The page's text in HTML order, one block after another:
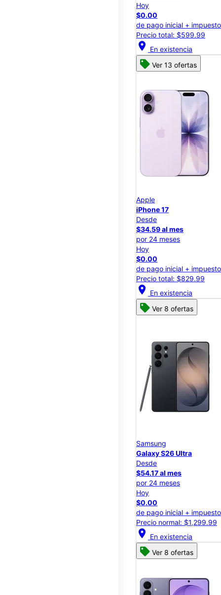
Hoy
$0.00
de pago inicial +
Precio total: $599.99
location_on En existencia
Ver 13 ofertas
Apple
iPhone 17
Desde
$34.59 al mes
por 24 meses
Hoy
$0.00
de pago inicial +
Precio total: $829.99
location_on En existencia
Ver 8 ofertas
Samsung
Galaxy S26 Ultra
Desde
$54.17 al mes
por 24 meses
Hoy
$0.00
de pago inicial +
Precio normal: $1,299.99
location_on En existencia
Ver 8 ofertas